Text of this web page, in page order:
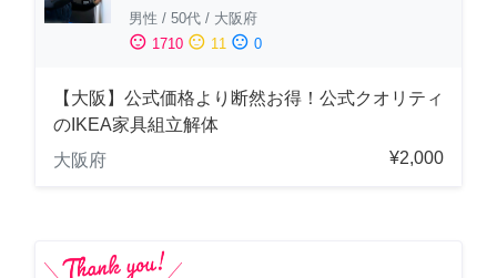
男性 / 50代 / 大阪府
sentiment_satisfied 1710 sentiment_neutral 11 sentiment_dissatisfied 0
【大阪】公式価格より断然お得！公式クオリティ
のIKEA家具組立解体
大阪府
¥2,000